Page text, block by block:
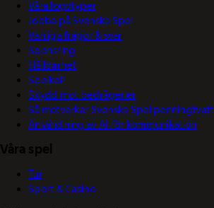
Våra logotyper
Jobba på Svenska Spel
Vanliga frågor & svar
Sponsring
Hållbarhet
Spelkoll
Skydd mot bedrägerier
Så motverkar Svenska Spel penningtvätt
Användning av AI för kommunikation
Våra spel
Tur
Sport & Casino